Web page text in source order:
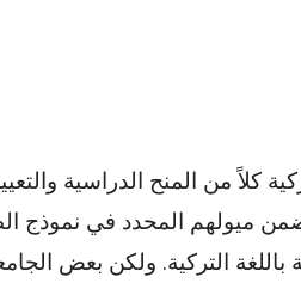
كلاً من المنح الدراسية
ميولهم المحدد في نموذج
باللغة التركية. ولكن بعض